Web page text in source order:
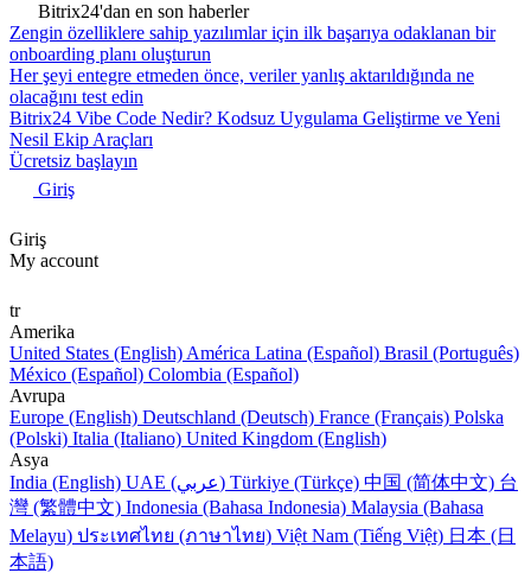
Bitrix24'dan en son haberler
Zengin özelliklere sahip yazılımlar için ilk başarıya odaklanan bir
onboarding planı oluşturun
Her şeyi entegre etmeden önce, veriler yanlış aktarıldığında ne
olacağını test edin
Bitrix24 Vibe Code Nedir? Kodsuz Uygulama Geliştirme ve Yeni
Nesil Ekip Araçları
Ücretsiz başlayın
Giriş
Giriş
My account
tr
Amerika
United States (English) América Latina (Español) Brasil (Português)
México (Español) Colombia (Español)
Avrupa
Europe (English) Deutschland (Deutsch) France (Français) Polska
(Polski) Italia (Italiano) United Kingdom (English)
Asya
India (English)
UAE (عربي) Türkiye (Türkçe) 中国 (简体中文) 台
灣 (繁體中文) Indonesia (Bahasa Indonesia) Malaysia (Bahasa
Melayu) ประเทศไทย (ภาษาไทย) Việt Nam (Tiếng Việt) 日本 (日
本語)